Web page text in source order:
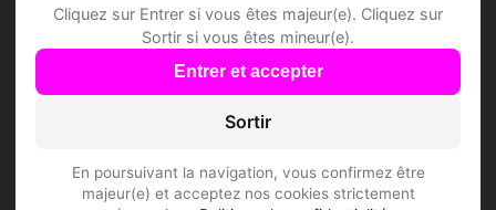
Cliquez sur Entrer si vous êtes majeur(e). Cliquez sur
Sortir si vous êtes mineur(e).
Entrer et accepter
Sortir
En poursuivant la navigation, vous confirmez être
majeur(e) et acceptez nos cookies strictement
S'inscrire gratuitement